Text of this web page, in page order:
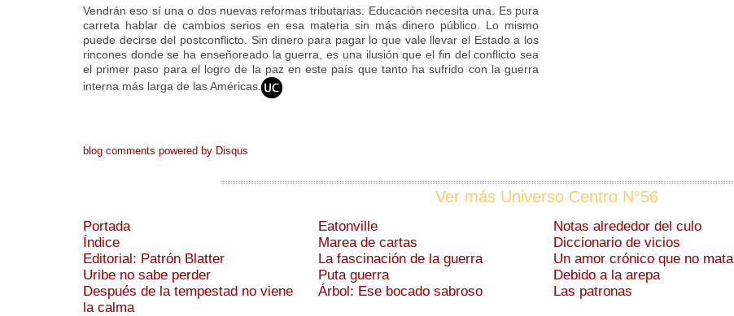
Vendrán eso sí una o dos nuevas reformas tributarias. Educación necesita una. Es pura
carreta hablar de cambios serios en esa materia sin más dinero público. Lo mismo
puede decirse del postconflicto. Sin dinero para pagar lo que vale llevar el Estado a los
rincones donde se ha enseñoreado la guerra, es una ilusión que el fin del conflicto sea
el primer paso para el logro de la paz en este país que tanto ha sufrido con la guerra
interna más larga de las Américas.
blog comments powered by Disqus
Ver más Universo Centro N°56
Portada
Índice
Editorial: Patrón Blatter
Uribe no sabe perder
Después de la tempestad no viene
la calma
Eatonville
Marea de cartas
La fascinación de la guerra
Puta guerra
Árbol: Ese bocado sabroso
Notas alrededor del culo
Diccionario de vicios
Un amor crónico que no mata
Debido a la arepa
Las patronas